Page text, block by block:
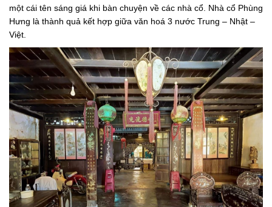
một cái tên sáng giá khi bàn chuyện về các nhà cổ. Nhà cổ Phùng
Hưng là thành quả kết hợp giữa văn hoá 3 nước Trung – Nhật –
Việt.